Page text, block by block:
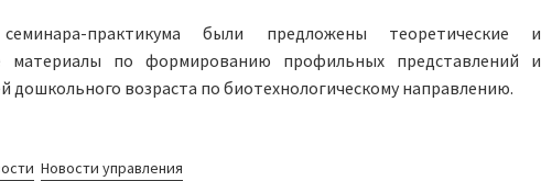
семинара-практикума были предложены теоретические и
материалы по формированию профильных представлений и
дошкольного возраста по биотехнологическому направлению.
Новости управления